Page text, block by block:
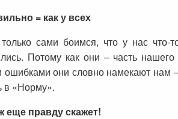
= как у всех
сами боимся, что у нас что-
Потому как они – часть
они словно намекают нам
в «Норму».
еще правду скажет!